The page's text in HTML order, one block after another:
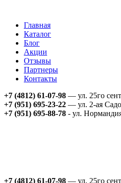
Главная
Каталог
Блог
Акции
Отзывы
Партнеры
Контакты
+7 (4812) 61-07-98 — ул. 25го
+7 (951) 695-23-22 — ул. 2-ая
+7 (951) 695-88-78 - ул.
+7 (4812) 61-07-98 — ул. 25го